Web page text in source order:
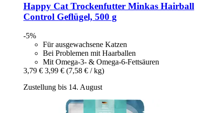
Happy Cat Trockenfutter Minkas Hairball
Control Geflügel, 500 g
-5%
Für ausgewachsene Katzen
Bei Problemen mit Haarballen
Mit Omega-3- & Omega-6-Fettsäuren
3,79 € 3,99 € (7,58 € / kg)
Zustellung bis 14. August